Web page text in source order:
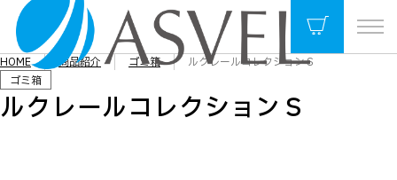
HOME 商品紹介 ゴミ箱
ルクレールコレクションＳ
ゴミ箱
ルクレールコレクションＳ